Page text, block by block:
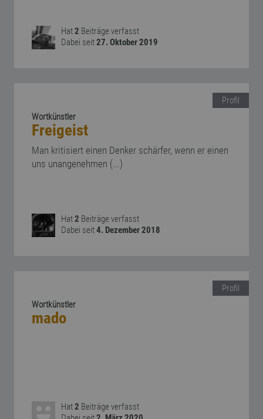
Hat2 Beiträge verfasst
Dabei seit27. Oktober 2019
Profil
Wortkünstler
Freigeist
Man kritisiert einen Denker schärfer, wenn er einen
uns unangenehmen (...)
Hat2 Beiträge verfasst
Dabei seit4. Dezember 2018
Profil
Wortkünstler
mado
Hat2 Beiträge verfasst